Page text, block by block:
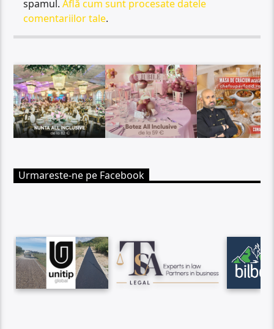
spamul.Află cum sunt procesate datele
comentariilor tale.
Urmareste-ne pe Facebook